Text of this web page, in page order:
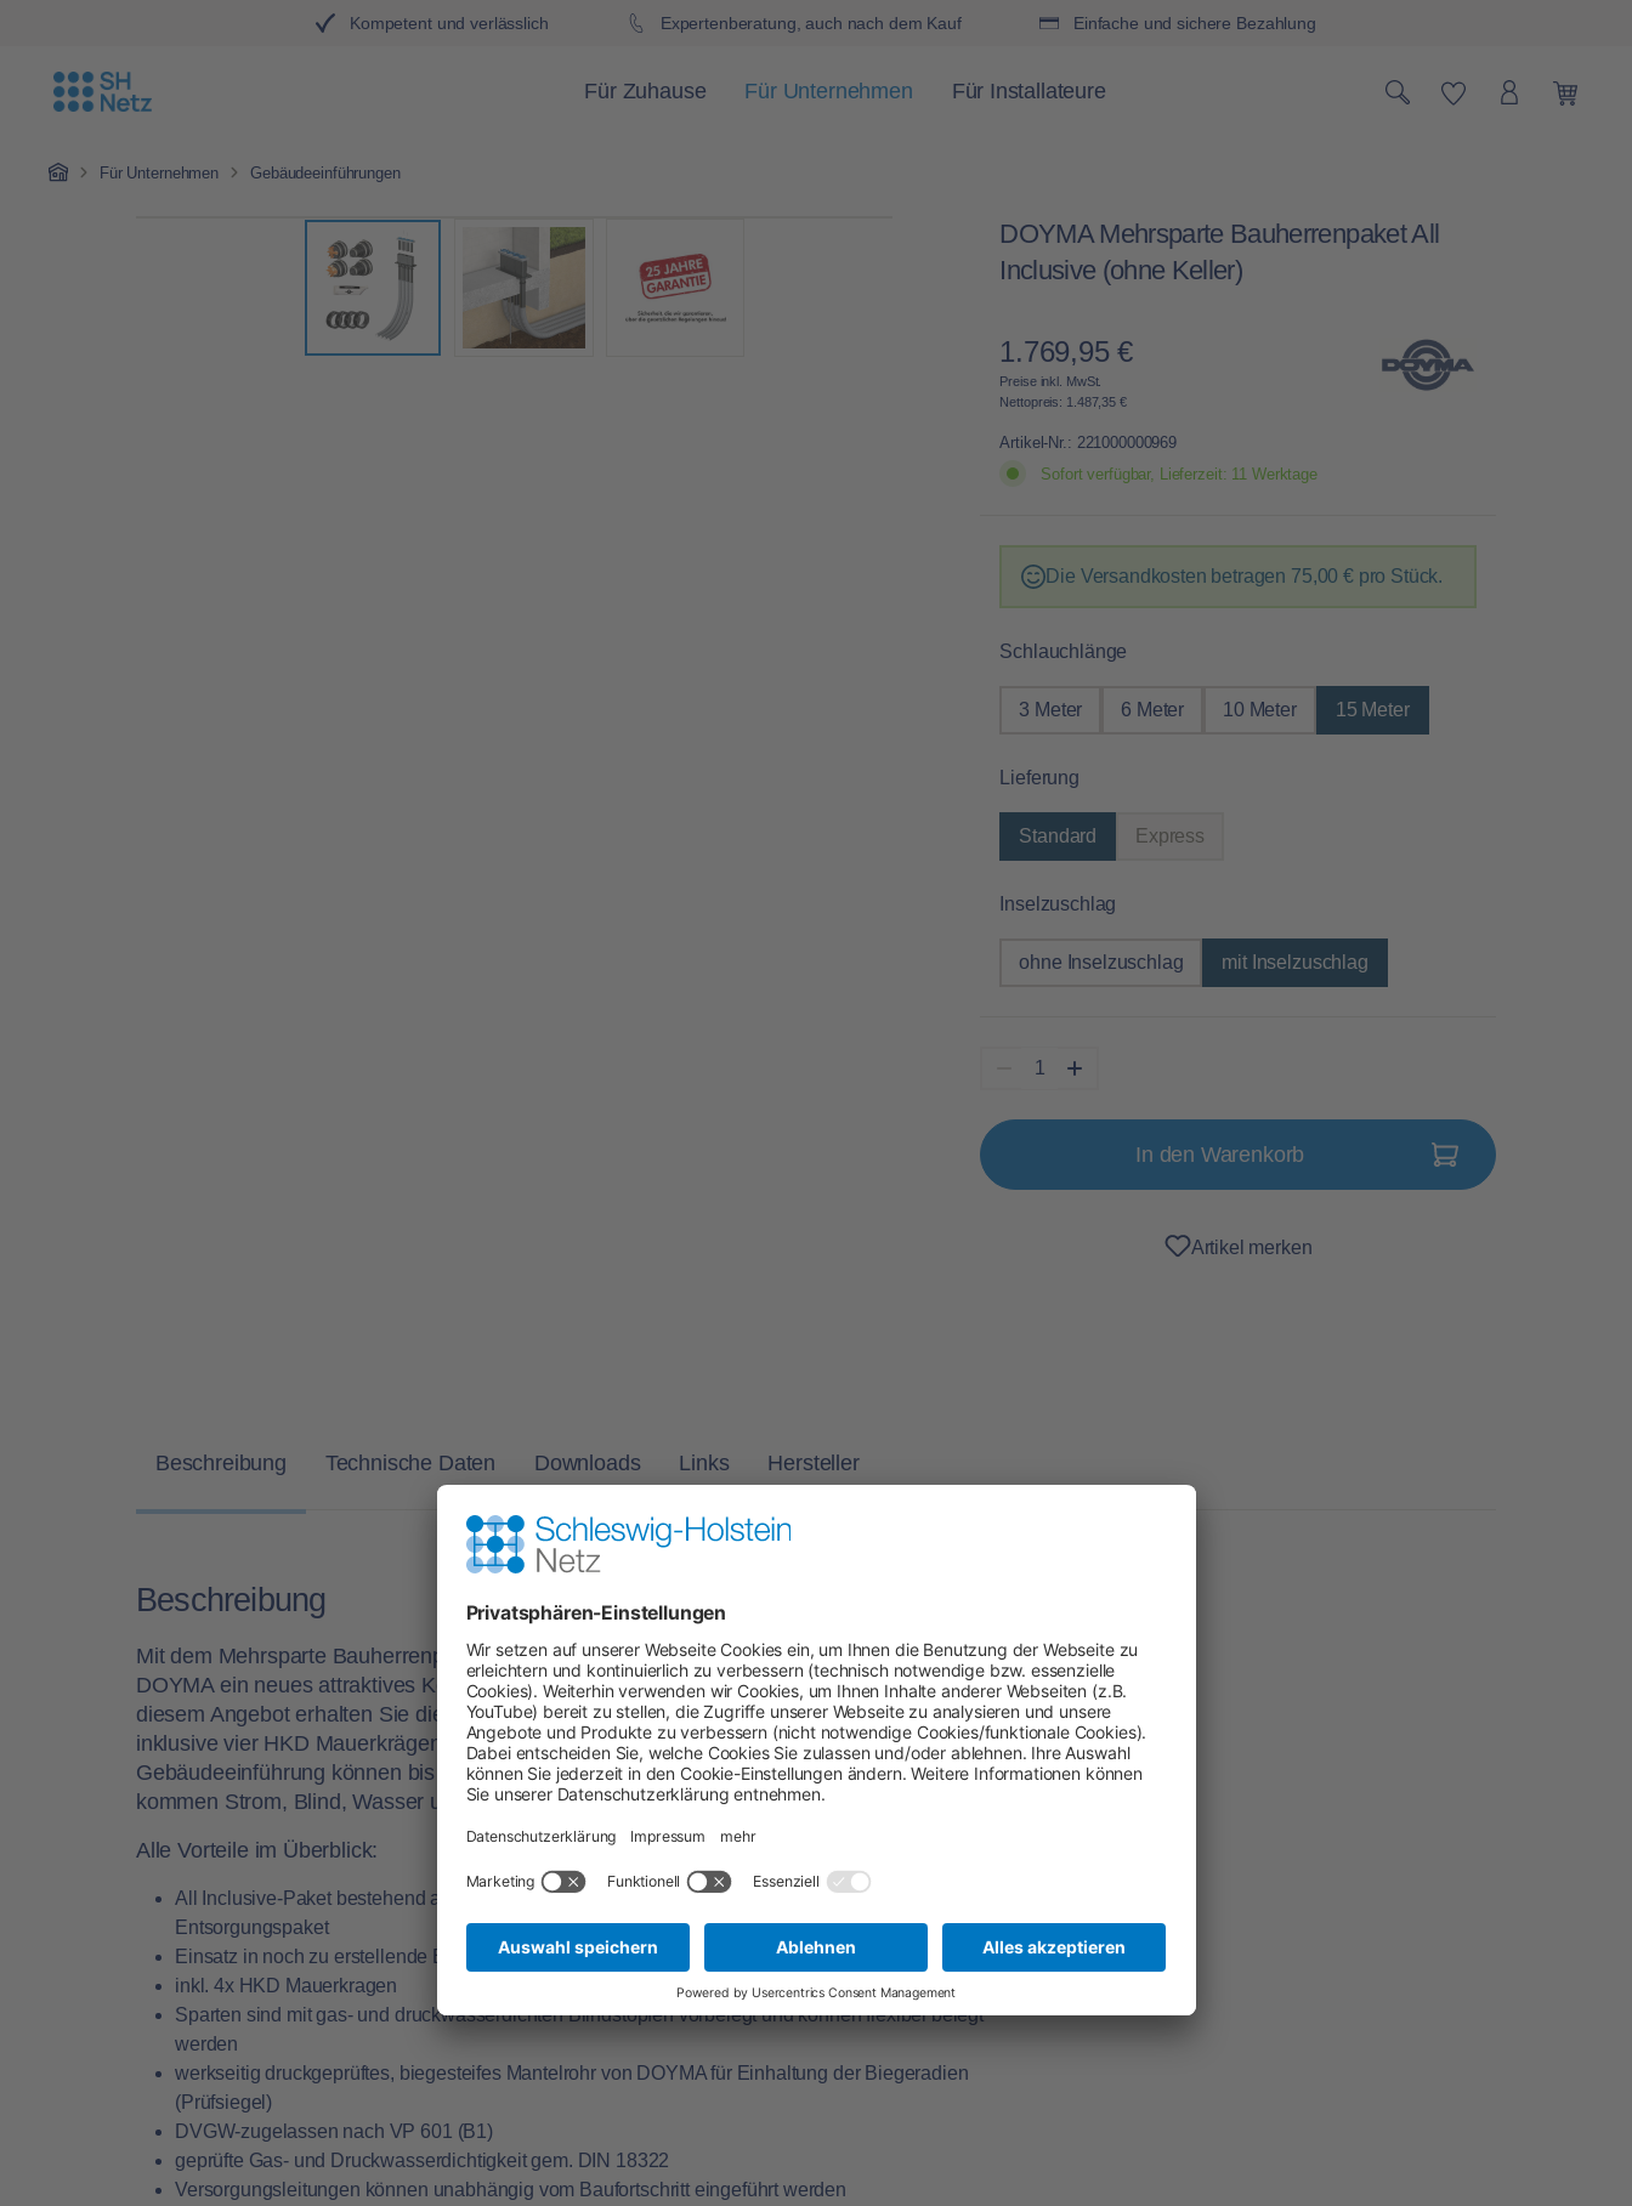
Kompetent und verlässlich Expertenberatung, auch nach dem Kauf Einfache und sichere Bezahlung
Für Zuhause Für Unternehmen Für Installateure Du hast 0
HomeFür Unternehmen Gebäudeeinführungen
Bildergalerie überspringen
DOYMA Mehrsparte Bauherrenpaket All
Inclusive (ohne Keller)
Regulärer Preis:
1.769,95 €
Preise inkl. MwSt.
Nettopreis: 1.487,35 €
Artikel-Nr.: 221000000969
Sofort verfügbar, Lieferzeit: 11 Werktage
Die Versandkosten betragen 75,00 € pro Stück.
Schlauchlänge
3 Meter 6 Meter 10 Meter 15 Meter
Lieferungauswählen
Standard Express
Inselzuschlag
ohne Inselzuschlag mit Inselzuschlag
In den Warenkorb
Artikel merken
Beschreibung Technische Daten Downloads Links Hersteller
Beschreibung
Mit dem Mehrsparte Bauherrenpaket All Inclusive (ohne Keller)hat der Qualitätshersteller
DOYMA ein neues attraktives Kombipaket für alle Bauherren auf den Markt gebracht. Mit
diesem Angebot erhalten Sie die bewährte Quadro-Secura Mehrspartenhauseinführung
inklusive vier HKD Mauerkrägen für eine Ein- und Ausführung durch die Bodenplatte. Mit der
Gebäudeeinführung können bis zu vier Gewerke zugleich in Neubauten verlegt werden. So
kommen Strom, Blind, Wasser und Telekommunikation unkompliziert ins Haus.
Alle Vorteile im Überblick:
All Inclusive-Paket bestehend aus einer Quadro-Secura Mehrspartenhauseinführung und dem HKD
Entsorgungspaket
Einsatz in noch zu erstellende Bauwerke aus WU-Beton ohne Keller
inkl. 4x HKD Mauerkragen
Sparten sind mit gas- und druckwasserdichten Blindstopfen vorbelegt und können flexibel belegt
werden
werkseitig druckgeprüftes, biegesteifes Mantelrohr von DOYMA für Einhaltung der Biegeradien
(Prüfsiegel)
DVGW-zugelassen nach VP 601 (B1)
geprüfte Gas- und Druckwasserdichtigkeit gem. DIN 18322
Versorgungsleitungen können unabhängig vom Baufortschritt eingeführt werden